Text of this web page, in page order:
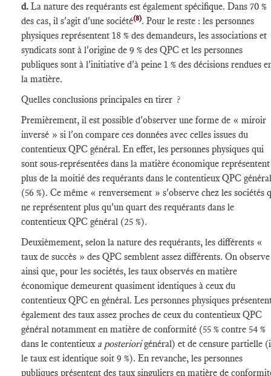
d. La nature des requérants est également spécifique. Dans 70 %
des cas, il s'agit d'une société(8). Pour le reste : les personnes
physiques représentent 18 % des demandeurs, les associations et
syndicats sont à l'origine de 9 % des QPC et les personnes
publiques sont à l'initiative d'à peine 1 % des décisions rendues
la matière.
Quelles conclusions principales en tirer ?
Premièrement, il est possible d'observer une forme de « miroir
inversé » si l'on compare ces données avec celles issues du
contentieux QPC général. En effet, les personnes physiques qui
sont sous-représentées dans la matière économique représentent
plus de la moitié des requérants dans le contentieux QPC général
(56 %). Ce même « renversement » s'observe chez les sociétés
ne représentent plus qu'un quart des requérants dans le
contentieux QPC général (25 %).
Deuxièmement, selon la nature des requérants, les différents «
taux de succès » des QPC semblent assez différents. On observe
ainsi que, pour les sociétés, les taux observés en matière
économique demeurent quasiment identiques à ceux du
contentieux QPC en général. Les personnes physiques
également des taux assez proches de ceux du contentieux QPC
général notamment en matière de conformité (55 % contre 54 %
dans le contentieux a posteriorigénéral) et de censure partielle
le taux est identique soit 9 %). En revanche, les personnes
publiques présentent des taux singuliers en matière de